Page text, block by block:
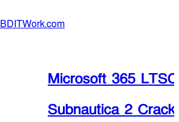
BDITWork.com
Microsoft 365
Subnautica 2 Crack